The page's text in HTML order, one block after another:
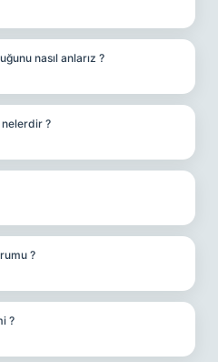
nasıl anlarız ?
nelerdir ?
?
?